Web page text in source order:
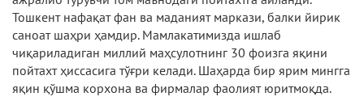
Тошкент нафақат фан ва маданият маркази, балки йирик
саноат шаҳри ҳамдир. Мамлакатимизда ишлаб
чиқариладиган миллий маҳсулотнинг 30 фоизга яқини
пойтахт ҳиссасига тўғри келади. Шаҳарда бир ярим мингга
яқин қўшма корхона ва фирмалар фаолият юритмоқда.